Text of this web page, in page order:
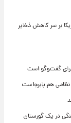
بر سر کاهش ذخایر
گفت‌وگو است
نظامی هم پابرجاست
در یک گورستان